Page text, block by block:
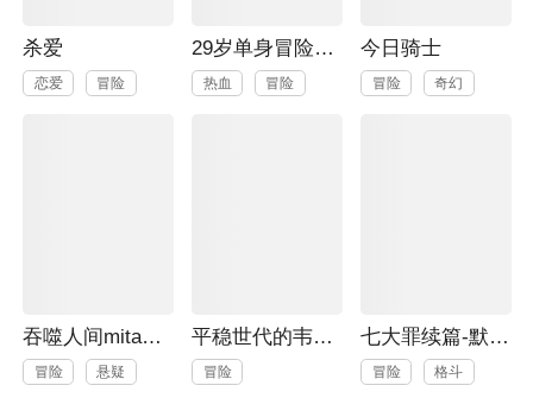
杀爱
恋爱 冒险
29岁单身冒险家的日常
热血 冒险
今日骑士
冒险 奇幻
吞噬人间mita原作版
冒险 悬疑
平稳世代的韦驮天们
冒险
七大罪续篇-默示录的四骑士
冒险 格斗